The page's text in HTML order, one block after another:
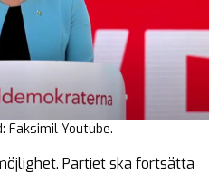
Faksimil Youtube.
Partiet ska fortsätta